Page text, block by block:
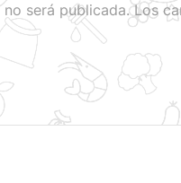
será publicada. Los